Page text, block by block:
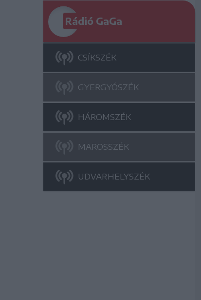
Rádió GaGa
CSÍKSZÉK
GYERGYÓSZÉK
HÁROMSZÉK
MAROSSZÉK
UDVARHELYSZÉK